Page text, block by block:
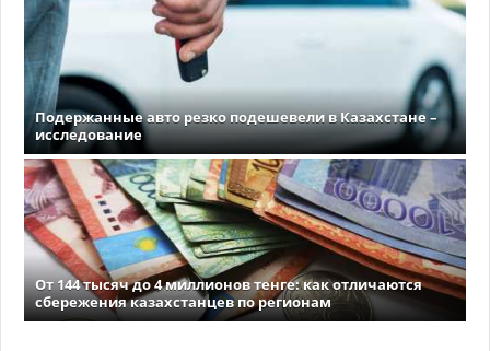
Подержанные авто резко подешевели в Казахстане –
исследование
От 144 тысяч до 4 миллионов тенге: как отличаются
сбережения казахстанцев по регионам